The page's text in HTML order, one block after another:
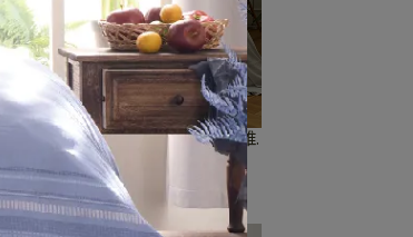
【永恆之約-湖水綠】100%天絲纖維.
素色加大兩用被套
NT$6,000